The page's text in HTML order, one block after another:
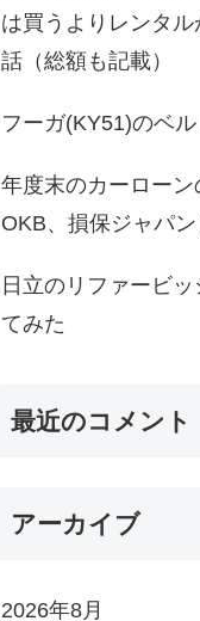
は買うよりレンタ
話（総額も記載）
フーガ(KY51)のベ
年度末のカーローン
OKB、損保ジャパン
日立のリファービ
てみた
最近のコメント
アーカイブ
2026年8月